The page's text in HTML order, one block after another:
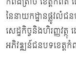
នៃនាយកដ្ឋានផ្លូវលំ
សេដ្ឋកិច្ចនិងហិរញ្ញវត្
អភិវឌ្ឍន៍ជនបទខេត្ត